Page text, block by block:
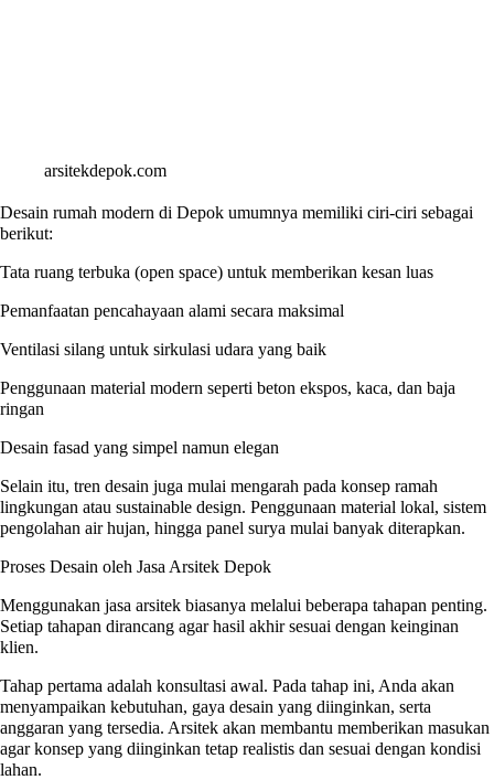
arsitekdepok.com
Desain rumah modern di Depok umumnya memiliki ciri-ciri sebagai
berikut:
Tata ruang terbuka (open space) untuk memberikan kesan luas
Pemanfaatan pencahayaan alami secara maksimal
Ventilasi silang untuk sirkulasi udara yang baik
Penggunaan material modern seperti beton ekspos, kaca, dan baja
ringan
Desain fasad yang simpel namun elegan
Selain itu, tren desain juga mulai mengarah pada konsep ramah
lingkungan atau sustainable design. Penggunaan material lokal, sistem
pengolahan air hujan, hingga panel surya mulai banyak diterapkan.
Proses Desain oleh Jasa Arsitek Depok
Menggunakan jasa arsitek biasanya melalui beberapa tahapan penting.
Setiap tahapan dirancang agar hasil akhir sesuai dengan keinginan
klien.
Tahap pertama adalah konsultasi awal. Pada tahap ini, Anda akan
menyampaikan kebutuhan, gaya desain yang diinginkan, serta
anggaran yang tersedia. Arsitek akan membantu memberikan masukan
agar konsep yang diinginkan tetap realistis dan sesuai dengan kondisi
lahan.